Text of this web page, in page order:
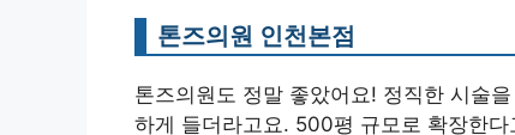
톤즈의원 인천본점
톤즈의원도 정말 좋았어요! 정직한 시술
하게 들더라고요. 500평 규모로 확장한